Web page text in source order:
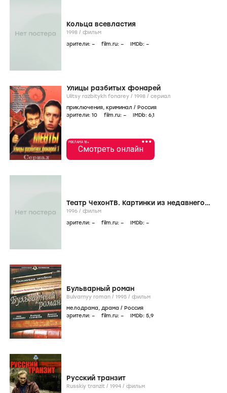
Кольца всевластия
1998 / фильм
зрители: – film.ru: – IMDb: –
Улицы разбитых фонарей
Ulitsy razbitykh fonarey / 1998 / сериал
приключения, криминал / Россия
зрители: 10 film.ru: – IMDb: 6,1
•••
РЕКЛАМА 18+
Смотреть онлайн
Театр ЧехонТВ. Картинки из недавнего
прошлого
1996 / фильм
зрители: – film.ru: – IMDb: –
Бульварный роман
Bulvarnyy roman / 1995 / фильм
мелодрама, драма / Россия
зрители: – film.ru: – IMDb: 5,9
Русский транзит
Russkiy tranzit / 1994 / фильм